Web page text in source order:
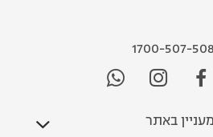
1700-507-508
מעניין באתר